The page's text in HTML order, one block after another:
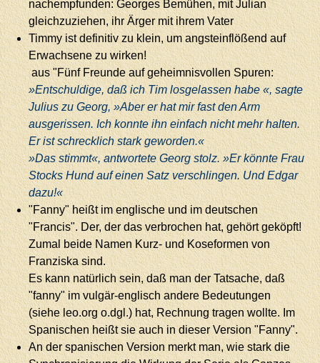
nachempfunden: Georges Bemühen, mit Julian
gleichzuziehen, ihr Ärger mit ihrem Vater
Timmy ist definitiv zu klein, um angsteinflößend auf
Erwachsene zu wirken!
aus "Fünf Freunde auf geheimnisvollen Spuren:
»Entschuldige, daß ich Tim losgelassen habe «, sagte
Julius zu Georg, »Aber er hat mir fast den Arm
ausgerissen. Ich konnte ihn einfach nicht mehr halten.
Er ist schrecklich stark geworden.«
»Das stimmt«, antwortete Georg stolz. »Er könnte Frau
Stocks Hund auf einen Satz verschlingen. Und Edgar
dazu!«
"Fanny" heißt im englische und im deutschen
"Francis". Der, der das verbrochen hat, gehört geköpft!
Zumal beide Namen Kurz- und Koseformen von
Franziska sind.
Es kann natürlich sein, daß man der Tatsache, daß
"fanny" im vulgär-englisch andere Bedeutungen
(siehe leo.org o.dgl.) hat, Rechnung tragen wollte. Im
Spanischen heißt sie auch in dieser Version "Fanny".
An der spanischen Version merkt man, wie stark die